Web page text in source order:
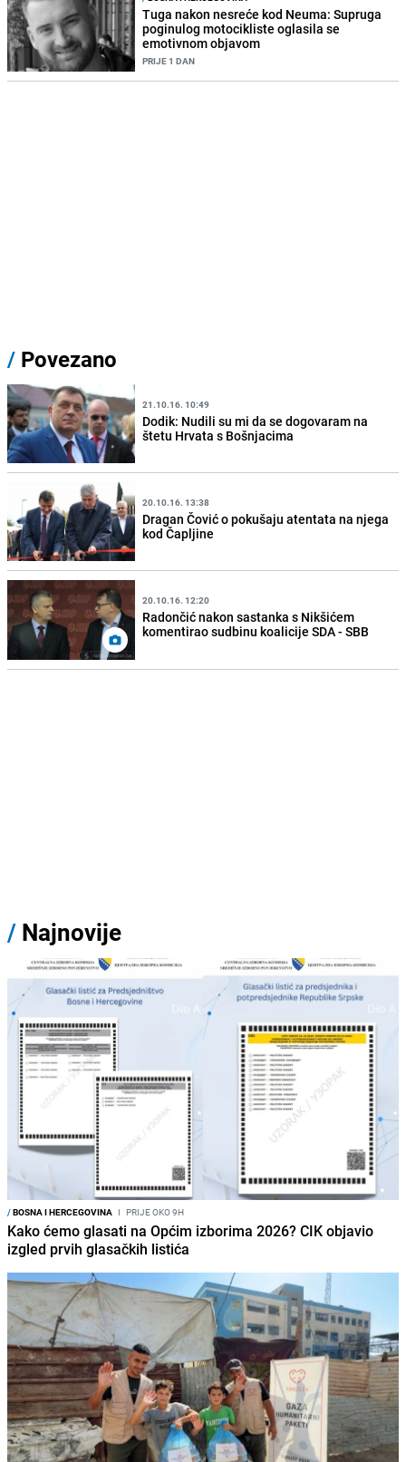
Tuga nakon nesreće kod Neuma: Supruga
poginulog motocikliste oglasila se
emotivnom objavom
PRIJE 1 DAN
/ Povezano
21.10.16. 10:49
Dodik: Nudili su mi da se dogovaram na
štetu Hrvata s Bošnjacima
20.10.16. 13:38
Dragan Čović o pokušaju atentata na njega
kod Čapljine
20.10.16. 12:20
Radončić nakon sastanka s Nikšićem
komentirao sudbinu koalicije SDA - SBB
/ Najnovije
/BOSNA I HERCEGOVINA I PRIJE OKO 9H
Kako ćemo glasati na Općim izborima 2026? CIK objavio
izgled prvih glasačkih listića